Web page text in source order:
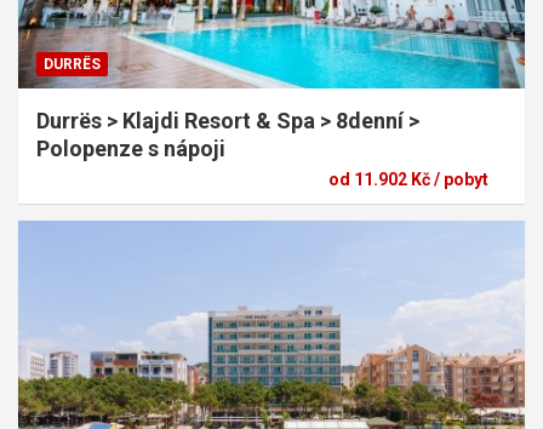
DURRËS
Durrës > Klajdi Resort & Spa > 8denní >
Polopenze s nápoji
od 11.902 Kč / pobyt